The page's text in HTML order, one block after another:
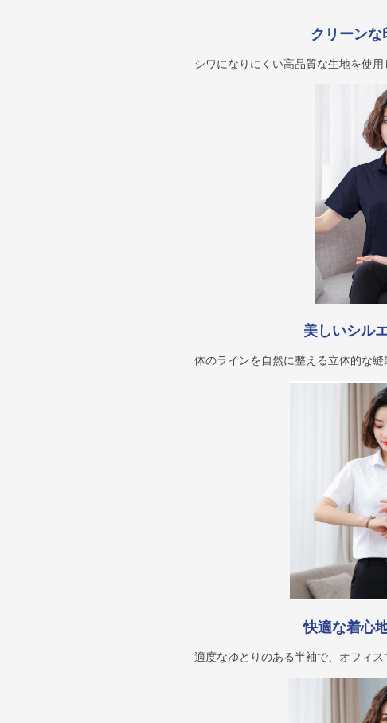
クリーンな
シワになりにくい高品質な生地を使
美しいシル
体のラインを自然に整える立体的な
快適な着心
適度なゆとりのある半袖で、オフィ